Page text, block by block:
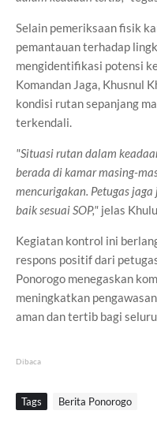
Selain pemeriksaan fisik
pemantauan terhadap
mengidentifikasi potensi
Komandan Jaga, Khusnul
kondisi rutan sepanjang
terkendali.
"Situasi rutan dalam
berada di kamar masing-
mencurigakan. Petugas
baik sesuai SOP," jelas
Kegiatan kontrol ini
respons positif dari
Ponorogo menegaskan
meningkatkan
aman dan tertib bagi
Dibaca
Tags Berita Ponorogo